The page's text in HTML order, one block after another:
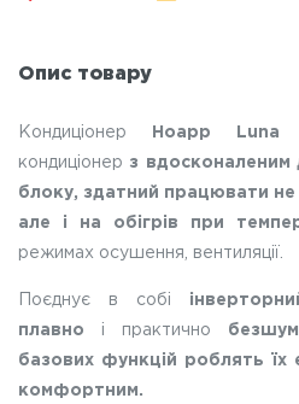
Опис товару
Кондиціонер Hoapp Luna
кондиціонер з вдосконаленим
блоку, здатний працювати
але і на обігрів при
режимах осушення, вентиляції.
Поєднує в собі
плавно і практично
базових функцій роблять їх
комфортним.